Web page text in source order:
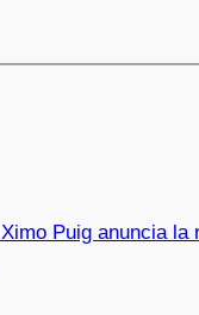
Ximo Puig anuncia la